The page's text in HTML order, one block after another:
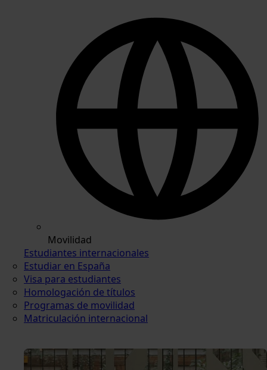
Movilidad
Estudiantes internacionales
Estudiar en España
Visa para estudiantes
Homologación de títulos
Programas de movilidad
Matriculación internacional